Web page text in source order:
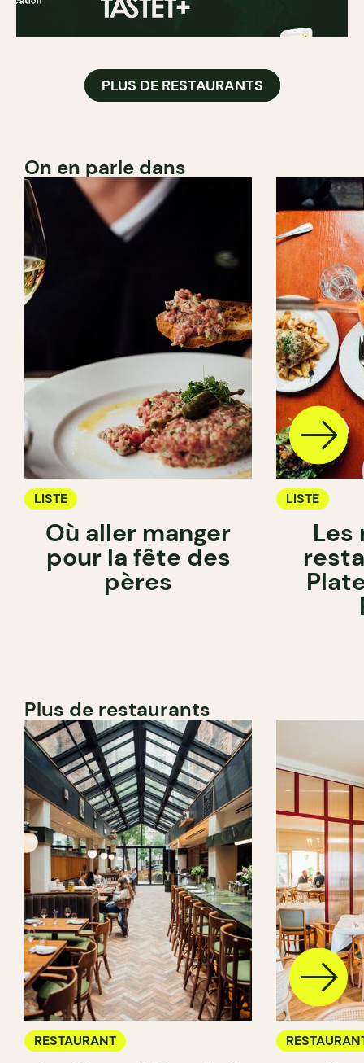
PLUS DE RESTAURANTS
On en parle dans
LISTE
Où aller manger
pour la fête des
pères
LISTE
Les
Plus de restaurants
RESTAURANT